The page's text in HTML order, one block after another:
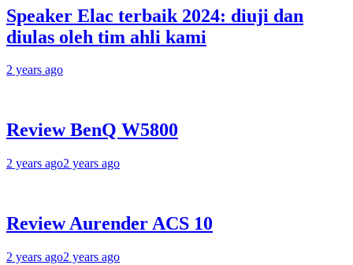
Speaker Elac terbaik 2024: diuji dan
diulas oleh tim ahli kami
2 years ago
Review BenQ W5800
2 years ago2 years ago
Review Aurender ACS 10
2 years ago2 years ago